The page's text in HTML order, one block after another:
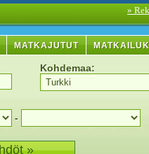
»
MATKAJUTUT
Kohdemaa:
-